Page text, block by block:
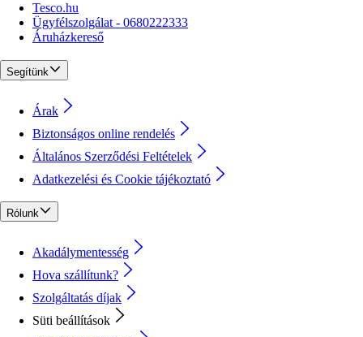
Tesco.hu
Ügyfélszolgálat - 0680222333
Áruházkereső
Segítünk
Árak
Biztonságos online rendelés
Általános Szerződési Feltételek
Adatkezelési és Cookie tájékoztató
Rólunk
Akadálymentesség
Hova szállítunk?
Szolgáltatás díjak
Süti beállítások